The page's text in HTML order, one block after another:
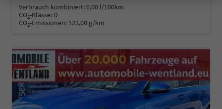
Verbrauch kombiniert:6,00 l/100km
CO2-Klasse: D
CO2-Emissionen: 123,00 g/km